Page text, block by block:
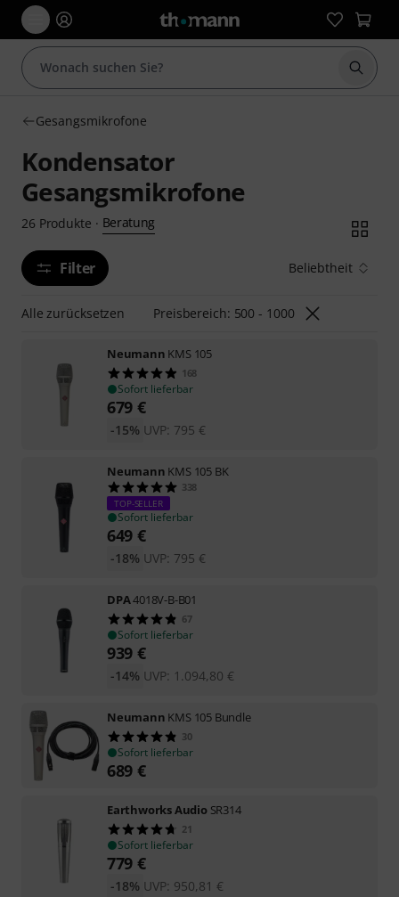
Suche
Gesangsmikrofone
Kondensator
Gesangsmikrofone
26 Produkte · Beratung
Filter Beliebtheit
Alle zurücksetzen Preisbereich: 500 - 1000
Neumann KMS 105
168
Sofort lieferbar
679 €
UVP: 795 €
-15%
Neumann KMS 105 BK
338
TOP-SELLER
Sofort lieferbar
649 €
UVP: 795 €
-18%
DPA4018V-B-B01
67
Sofort lieferbar
939 €
UVP: 1.094,80 €
-14%
Neumann KMS 105 Bundle
30
Sofort lieferbar
689 €
Earthworks Audio SR314
21
Sofort lieferbar
779 €
UVP: 950,81 €
-18%